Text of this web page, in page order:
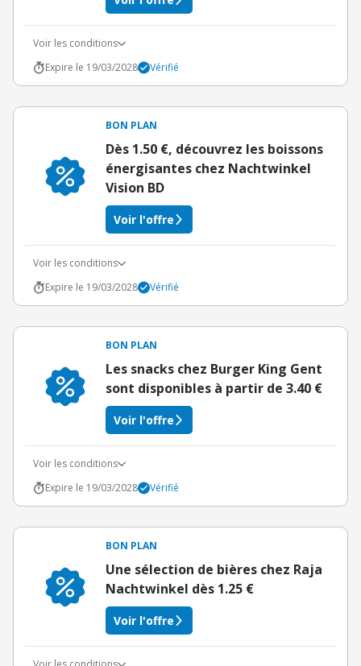
Voir les conditions
Expire le 19/03/2028
Vérifié
BON PLAN
Dès 1.50 €, découvrez les boissons
énergisantes chez Nachtwinkel
Vision BD
Voir l'offre
Voir les conditions
Expire le 19/03/2028
Vérifié
BON PLAN
Les snacks chez Burger King Gent
sont disponibles à partir de 3.40 €
Voir l'offre
Voir les conditions
Expire le 19/03/2028
Vérifié
BON PLAN
Une sélection de bières chez Raja
Nachtwinkel dès 1.25 €
Voir l'offre